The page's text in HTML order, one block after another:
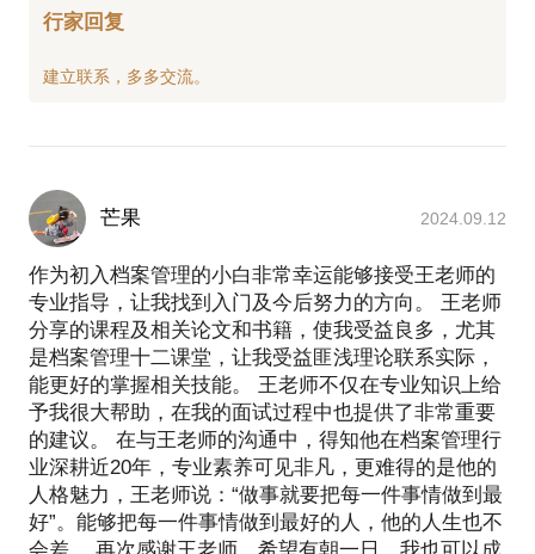
如何挑选合适的企业从事档案工作
行家回复
芒果 2024.09.12
作为初入档案管理的小白非常幸运能够接受王老师的
专业指导，让我找到入门及今后努力的方向。 王老师
分享的课程及相关论文和书籍，使我受益良多，尤其
是档案管理十二课堂，让我受益匪浅理论联系实际，
能更好的掌握相关技能。 王老师不仅在专业知识上给
予我很大帮助，在我的面试过程中也提供了非常重要
的建议。 在与王老师的沟通中，得知他在档案管理行
业深耕近20年，专业素养可见非凡，更难得的是他的
人格魅力，王老师说：“做事就要把每一件事情做到最
好”。能够把每一件事情做到最好的人，他的人生也不